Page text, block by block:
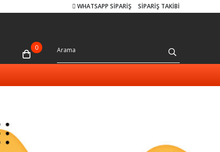
WHATSAPP SİPARİŞ SİPARİŞ TAKİBİ
0